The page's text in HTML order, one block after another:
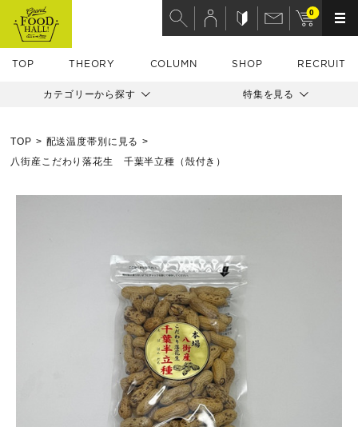
TOP THEORY COLUMN SHOP RECRUIT
0
カテゴリーから探す 特集を見る
TOP
配送温度帯別に見る
八街産こだわり落花生 千葉半立種（殻付き）